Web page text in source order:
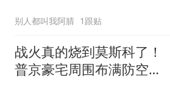
别人都叫我阿腈 1跟贴
战火真的烧到莫斯科了！
普京豪宅周围布满防空